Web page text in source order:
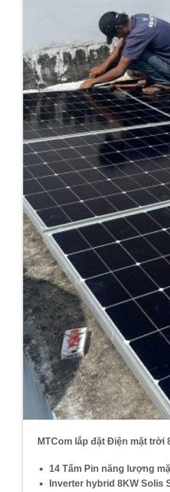
MTCom lắp đặt Điện mặt trời
14 Tấm Pin năng lượng
Inverter hybrid 8KW Solis